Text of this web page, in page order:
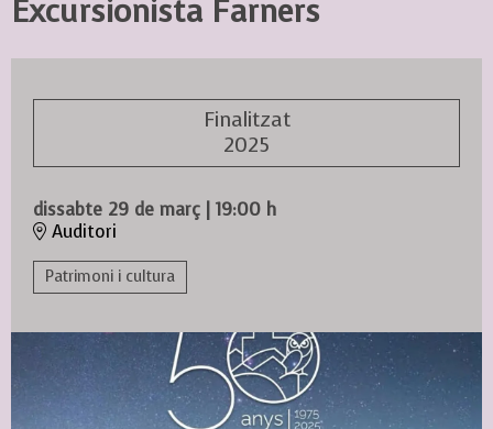
Excursionista Farners
Finalitzat
2025
dissabte 29 de març | 19:00 h
Auditori
Patrimoni i cultura